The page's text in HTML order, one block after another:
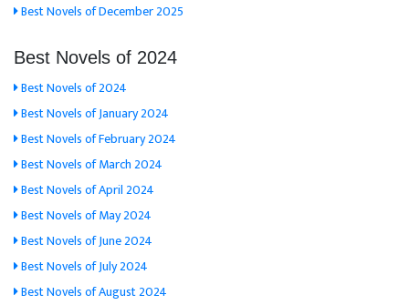
Best Novels of December 2025
Best Novels of 2024
Best Novels of 2024
Best Novels of January 2024
Best Novels of February 2024
Best Novels of March 2024
Best Novels of April 2024
Best Novels of May 2024
Best Novels of June 2024
Best Novels of July 2024
Best Novels of August 2024